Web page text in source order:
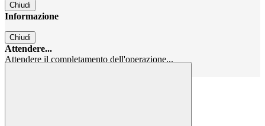
Chiudi
Informazione
Chiudi
Attendere...
Attendere il completamento dell'operazione...